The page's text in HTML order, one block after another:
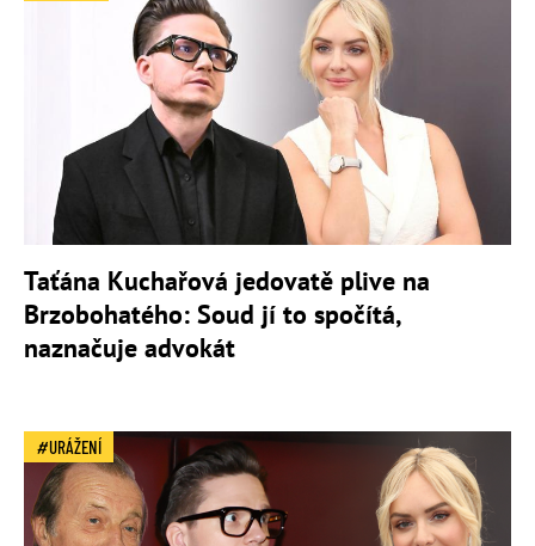
Taťána Kuchařová jedovatě plive na
Brzobohatého: Soud jí to spočítá,
naznačuje advokát
URÁŽENÍ